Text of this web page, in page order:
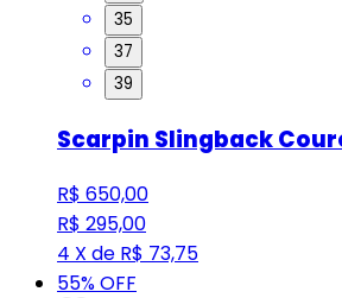
35
37
39
Scarpin Slingback
R$ 650,00
R$ 295,00
4 X de R$ 73,75
55% OFF